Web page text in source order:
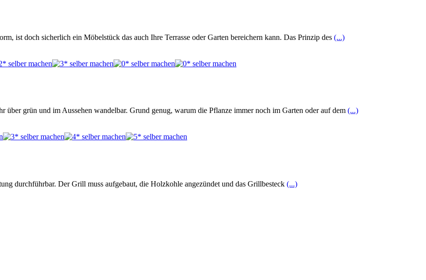
ist doch sicherlich ein Möbelstück das auch Ihre Terrasse oder Garten bereichern kann. Das Prinzip des (...)
über grün und im Aussehen wandelbar. Grund genug, warum die Pflanze immer noch im Garten oder auf dem (...)
durchführbar. Der Grill muss aufgebaut, die Holzkohle angezündet und das Grillbesteck (...)